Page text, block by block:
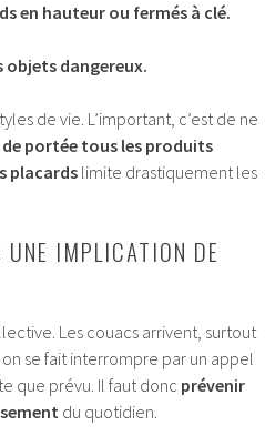
en hauteur ou fermés à clé.
objets dangereux.
de vie. L’important, c’est de ne
portée tous les produits
placardslimite drastiquement les
IMPLICATION DE
Les couacs arrivent, surtout
se fait interrompre par un appel
que prévu. Il faut donc prévenir
du quotidien.